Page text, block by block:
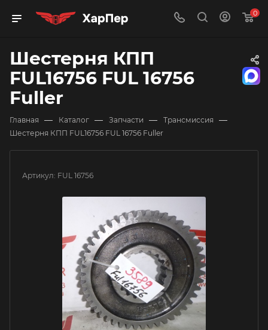
0
Шестерня КПП
FUL16756 FUL 16756
Fuller
Главная — Каталог — Запчасти — Трансмиссия —
Шестерня КПП FUL16756 FUL 16756 Fuller
Артикул: FUL 16756